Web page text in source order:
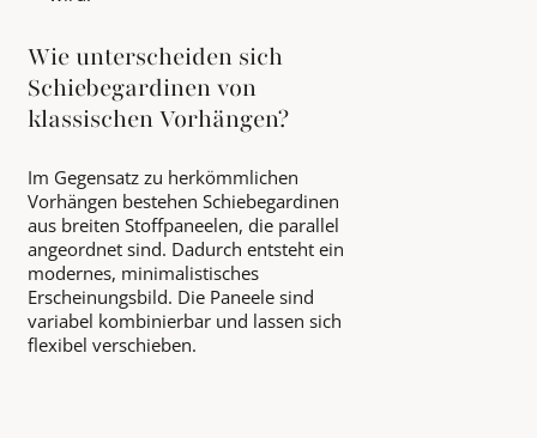
Wie unterscheiden sich
Schiebegardinen von
klassischen Vorhängen?
Im Gegensatz zu herkömmlichen
Vorhängen bestehen Schiebegardinen
aus breiten Stoffpaneelen, die parallel
angeordnet sind. Dadurch entsteht ein
modernes, minimalistisches
Erscheinungsbild. Die Paneele sind
variabel kombinierbar und lassen sich
flexibel verschieben.